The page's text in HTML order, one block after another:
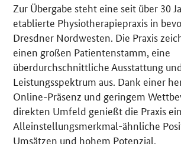
Details
Zur Übergabe steht eine seit über 30
etablierte Physiotherapiepraxis in
Dresdner Nordwesten. Die Praxis
einen großen Patientenstamm, eine
überdurchschnittliche Ausstattung
Leistungsspektrum aus. Dank einer
Online-Präsenz und geringem
direkten Umfeld genießt die Praxis
Alleinstellungsmerkmal-ähnliche
Umsätzen und hohem Potenzial.